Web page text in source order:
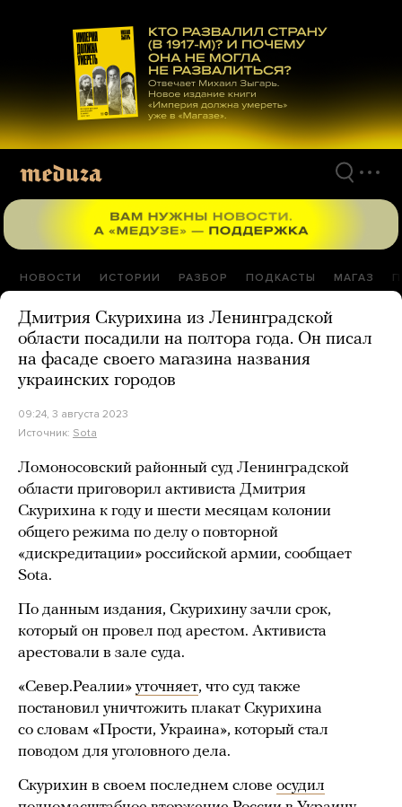
материалам
НОВОСТИ ИСТОРИИ РАЗБОР ПОДКАСТЫ МАГАЗ
Дмитрия Скурихина из Ленинградской
области посадили на полтора года. Он писал
на фасаде своего магазина названия
украинских городов
09:24, 3 августа 2023
Источник: Sota
Ломоносовский районный суд Ленинградской
области приговорил активиста Дмитрия
Скурихина к году и шести месяцам колонии
общего режима по делу о повторной
«дискредитации» российской армии, сообщает
Sota.
По данным издания, Скурихину зачли срок,
который он провел под арестом. Активиста
арестовали в зале суда.
«Север.Реалии» уточняет, что суд также
постановил уничтожить плакат Скурихина
со словам «Прости, Украина», который стал
поводом для уголовного дела.
Скурихин в своем последнем слове осудил